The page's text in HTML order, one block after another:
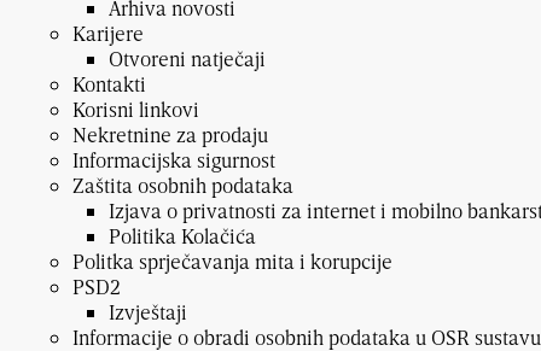
Arhiva novosti
Karijere
Otvoreni natječaji
Kontakti
Korisni linkovi
Nekretnine za prodaju
Informacijska sigurnost
Zaštita osobnih podataka
Izjava o privatnosti za internet i mobilno
Politika Kolačića
Politka sprječavanja mita i korupcije
PSD2
Izvještaji
Informacije o obradi osobnih podataka u OSR sustavu